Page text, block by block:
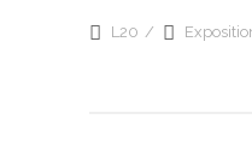
L20